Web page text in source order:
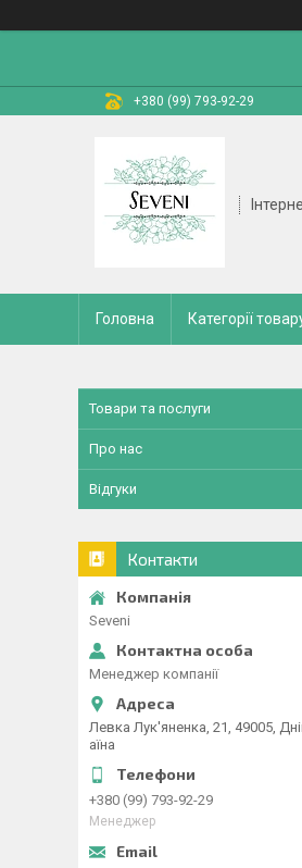
+380 (99) 793-92-29
Головна Категорії
Товари та послуги
Про нас
Відгуки
Контакти
Seveni
Менеджер компанії
Левка Лук'яненка, 21, 49005,
аїна
+380 (99) 793-92-29
Менеджер